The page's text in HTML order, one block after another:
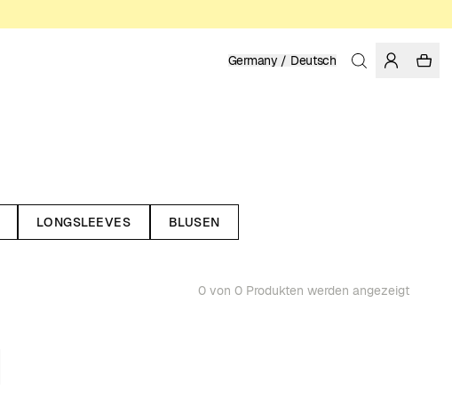
Germany / Deutsch
LONGSLEEVES BLUSEN
0 von 0 Produkten werden angezeigt